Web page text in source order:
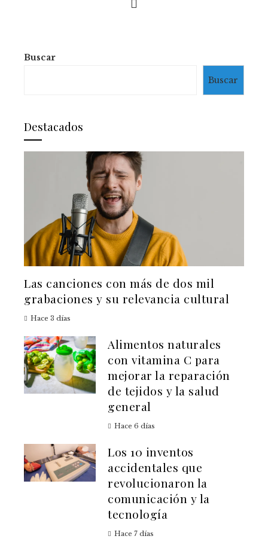
Buscar
Buscar
Destacados
Las canciones con más de dos mil
grabaciones y su relevancia cultural
Hace 3 días
Alimentos naturales
con vitamina C para
mejorar la reparación
de tejidos y la salud
general
Hace 6 días
Los 10 inventos
accidentales que
revolucionaron la
comunicación y la
tecnología
Hace 7 días